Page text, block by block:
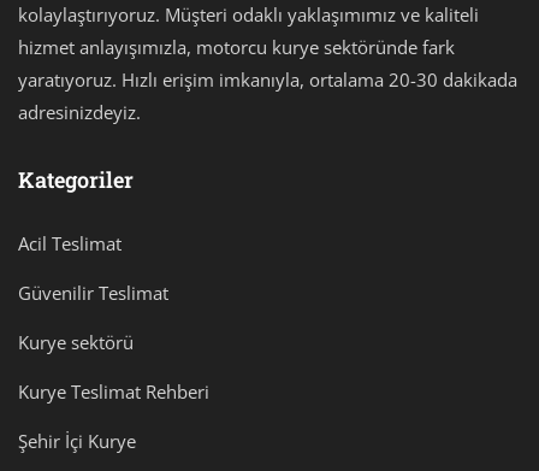
kolaylaştırıyoruz. Müşteri odaklı yaklaşımımız ve kaliteli
hizmet anlayışımızla, motorcu kurye sektöründe fark
yaratıyoruz. Hızlı erişim imkanıyla, ortalama 20-30 dakikada
adresinizdeyiz.
Kategoriler
Acil Teslimat
Güvenilir Teslimat
Kurye sektörü
Kurye Teslimat Rehberi
Şehir İçi Kurye